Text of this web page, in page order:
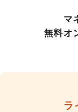
マ
無料オ
ラ